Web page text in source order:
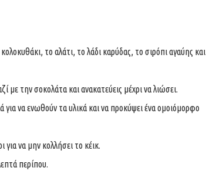
το αλάτι, το λάδι καρύδας, το σιρόπι αγαύης και
με την σοκολάτα και ανακατεύεις μέχρι να λιώσει.
για να ενωθούν τα υλικά και να προκύψει ένα ομοιόμορφο
για να μην κολλήσει το κέικ.
περίπου.